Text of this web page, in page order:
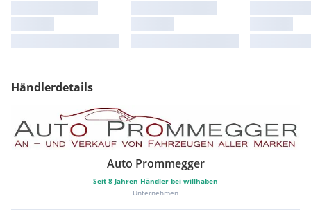
Händlerdetails
Auto Prommegger
Seit 8 Jahren Händler bei willhaben
Unternehmen